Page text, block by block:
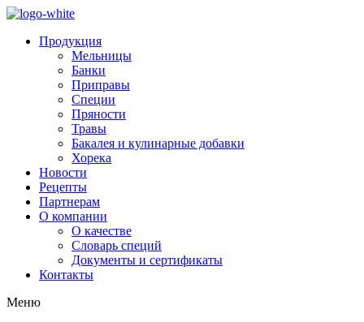
Продукция
Мельницы
Банки
Приправы
Специи
Пряности
Травы
Бакалея и кулинарные добавки
Хорека
Новости
Рецепты
Партнерам
О компании
О качестве
Словарь специй
Документы и сертификаты
Контакты
Меню